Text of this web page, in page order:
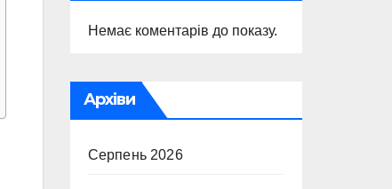
Немає коментарів до показу.
Архіви
Серпень 2026